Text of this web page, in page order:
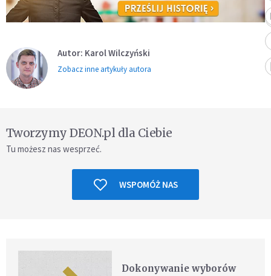
Autor: Karol Wilczyński
Zobacz inne artykuły autora
Tworzymy DEON.pl dla Ciebie
Tu możesz nas wesprzeć.
WSPOMÓŻ NAS
Dokonywanie wyborów